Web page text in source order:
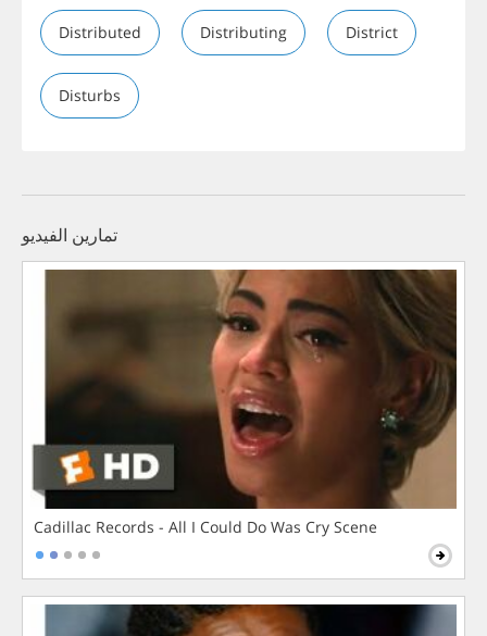
Distributed Distributing District
Disturbs
تمارين الفيديو
Cadillac Records - All I Could Do Was Cry Scene